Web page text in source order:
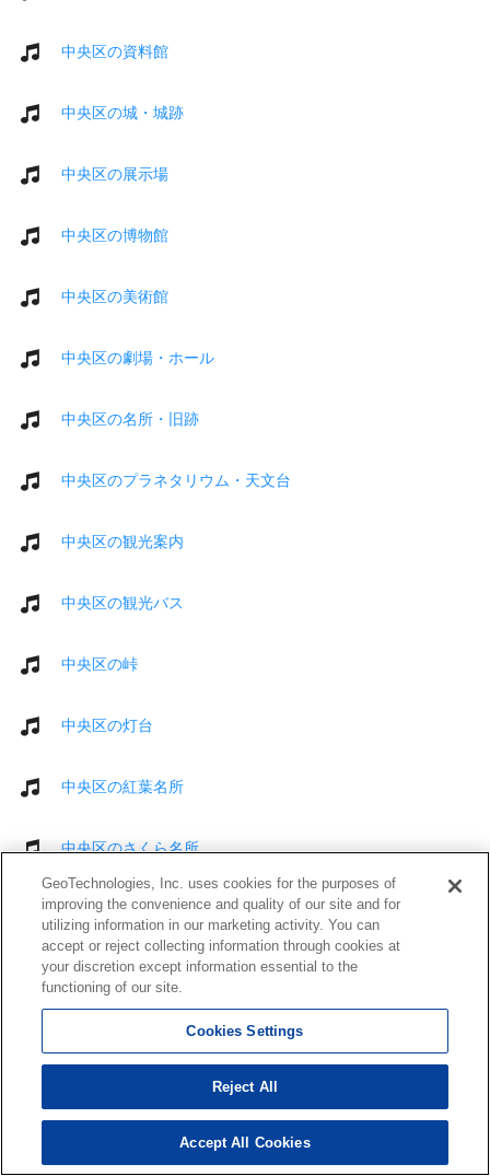
中央区の資料館
中央区の城・城跡
中央区の展示場
中央区の博物館
中央区の美術館
中央区の劇場・ホール
中央区の名所・旧跡
中央区のプラネタリウム・天文台
中央区の観光案内
中央区の観光バス
中央区の峠
中央区の灯台
中央区の紅葉名所
中央区のさくら名所
中央区の花のきれいなスポット
中央区のマンガ喫茶・ネットカフェ
中央区のサーキット場
中央区のマリンスポーツ
GeoTechnologies, Inc. uses cookies for the purposes of
improving the convenience and quality of our site and for
utilizing information in our marketing activity. You can
accept or reject collecting information through cookies at
your discretion except information essential to the
functioning of our site.
Cookies Settings
Reject All
Accept All Cookies